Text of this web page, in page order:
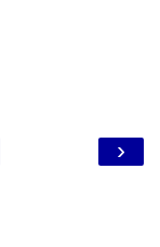
›